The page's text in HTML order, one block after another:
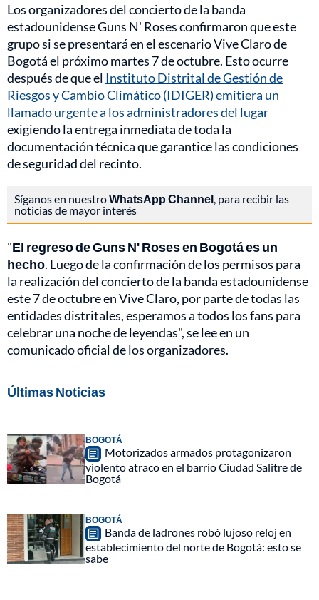
Los organizadores del concierto de la banda
estadounidense Guns N' Roses confirmaron que este
grupo si se presentará en el escenario Vive Claro de
Bogotá el próximo martes 7 de octubre. Esto ocurre
después de que el Instituto Distrital de Gestión de
Riesgos y Cambio Climático (IDIGER) emitiera un
llamado urgente a los administradores del lugar
exigiendo la entrega inmediata de toda la
documentación técnica que garantice las condiciones
de seguridad del recinto.
Síganos en nuestroWhatsApp Channel , para recibir las
noticias de mayor interés
"El regreso de Guns N' Roses en Bogotá es un
hecho. Luego de la confirmación de los permisos para
la realización del concierto de la banda estadounidense
este 7 de octubre en Vive Claro, por parte de todas las
entidades distritales, esperamos a todos los fans para
celebrar una noche de leyendas", se lee en un
comunicado oficial de los organizadores.
Últimas Noticias
BOGOTÁ
Motorizados armados protagonizaron
violento atraco en el barrio Ciudad Salitre de
Bogotá
BOGOTÁ
Banda de ladrones robó lujoso reloj en
establecimiento del norte de Bogotá: esto se
sabe